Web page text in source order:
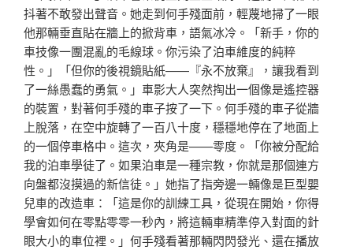
抖著不敢發出聲音。她走到何手殘面前，輕蔑地掃了一眼
他那輛垂直貼在牆上的掀背車，語氣冰冷。「新手，你的
車技像一團混亂的毛線球。你污染了泊車維度的純粹
性。」「但你的後視鏡貼紙——『永不放棄』，讓我看到
了一絲愚蠢的勇氣。」車影大人突然掏出一個像是遙控器
的裝置，對著何手殘的車子按了一下。何手殘的車子從牆
上脫落，在空中旋轉了一百八十度，穩穩地停在了地面上
的一個停車格中。這次，夾角是——零度。「你被分配給
我的泊車學徒了。如果泊車是一種宗教，你就是那個連方
向盤都沒摸過的新信徒。」她指了指旁邊一輛像是巨型嬰
兒車的改造車：「這是你的訓練工具，從現在開始，你得
學會如何在零點零零一秒內，將這輛車精準停入對面的針
眼大小的車位裡。」何手殘看著那輛閃閃發光、還在播放